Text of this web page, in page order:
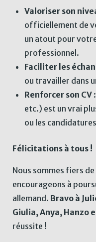
Valoriser son
officiellement de
un atout pour
professionnel.
Faciliter les
ou travailler dans
Renforcer son CV
etc.) est un vrai
ou les
Félicitations à tous !
Nous sommes fiers
encourageons à
allemand. Bravo à
Giulia, Anya, Hanzo
réussite !